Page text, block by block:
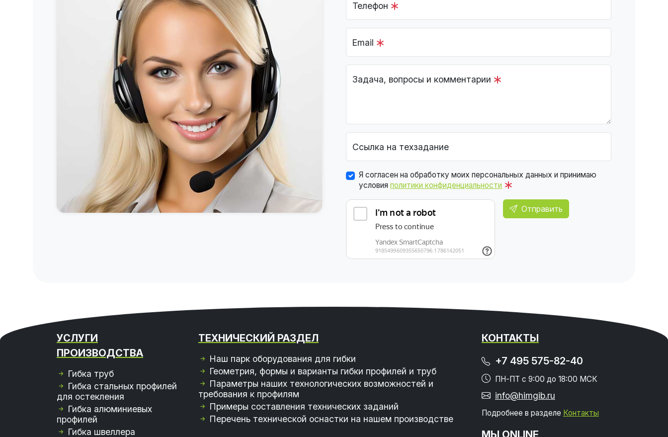
Телефон
Email
Задача, вопросы и комментарии
Ссылка на техзадание
Я согласен на обработку моих персональных данных и принимаю
условияполитики конфиденциальности
Отправить
УСЛУГИ
ПРОИЗВОДСТВА
Гибка труб
Гибка стальных профилей
для остекления
Гибка алюминиевых
профилей
Гибка швеллера
ТЕХНИЧЕСКИЙ РАЗДЕЛ
Наш парк оборудования для гибки
Геометрия, формы и варианты гибки профилей и труб
Параметры наших технологических возможностей и
требования к профилям
Примеры составления технических заданий
Перечень технической оснастки на нашем производстве
КОНТАКТЫ
+7 495 575-82-40
ПН-ПТ с 9:00 до 18:00 МСК
info@himgib.ru
Подробнее в разделе Контакты